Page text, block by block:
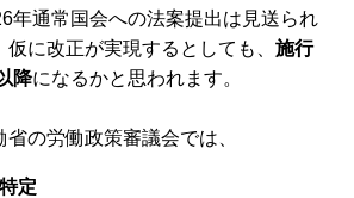
年通常国会への法案提出は見送られ
に改正が実現するとしても、 施行
降になるかと思われます。
の労働政策審議会では、
定